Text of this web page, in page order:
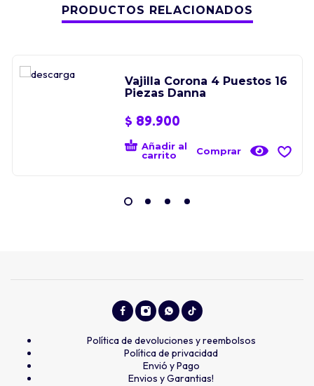
PRODUCTOS RELACIONADOS
Vajilla Corona 4 Puestos 16
Piezas Danna
$ 89.900
Añadir al
carrito
Comprar
Política de devoluciones y reembolsos
Política de privacidad
Envió y Pago
Envios y Garantias!